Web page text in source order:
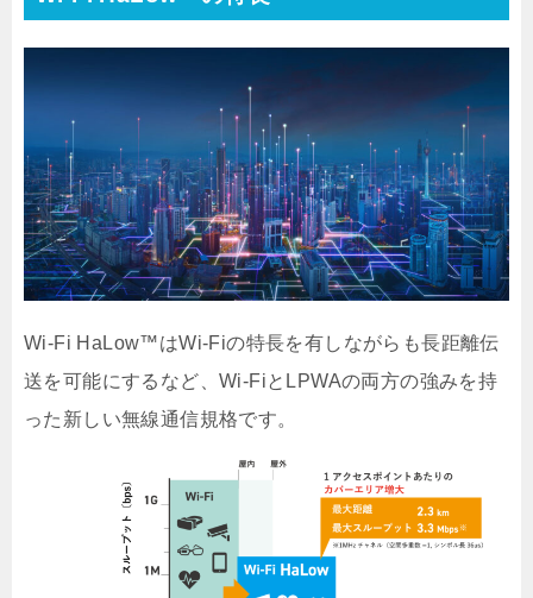
Wi-Fi HaLow™はWi-Fiの特長を有しながらも長距離伝
送を可能にするなど、Wi-FiとLPWAの両方の強みを持
った新しい無線通信規格です。